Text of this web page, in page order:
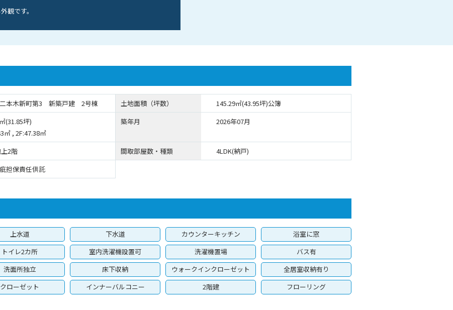
観です。
本木新町第3 新築戸建 2号棟 土地面積（坪数）
145.29㎡(43.95坪)公簿
(31.85坪)
㎡ , 2F:47.38㎡
築年月 2026年07月
2階 間取部屋数・種類
4LDK(納戸)
担保責任供託
上水道 下水道 カウンターキッチン
浴室に窓
トイレ2カ所 室内洗濯機設置可 洗濯機置場
バス有
洗面所独立 床下収納 ウォークインクローゼット
全居室収納有り
クローゼット インナーバルコニー 2階建 フローリング